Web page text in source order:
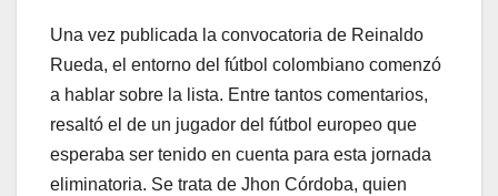
Una vez publicada la convocatoria de Reinaldo
Rueda, el entorno del fútbol colombiano comenzó
a hablar sobre la lista. Entre tantos comentarios,
resaltó el de un jugador del fútbol europeo que
esperaba ser tenido en cuenta para esta jornada
eliminatoria. Se trata de Jhon Córdoba, quien